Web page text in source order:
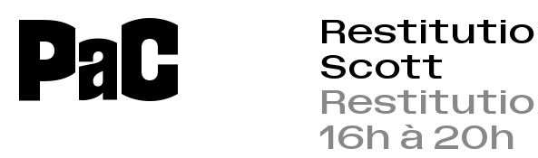
PaC
Scott
16h à 20h